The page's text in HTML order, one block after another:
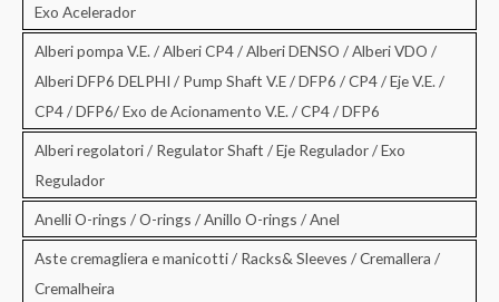
Exo Acelerador
Alberi pompa V.E. / Alberi CP4 / Alberi DENSO / Alberi VDO /
Alberi DFP6 DELPHI / Pump Shaft V.E / DFP6 / CP4 / Eje V.E. /
CP4 / DFP6/ Exo de Acionamento V.E. / CP4 / DFP6
Alberi regolatori / Regulator Shaft / Eje Regulador / Exo
Regulador
Anelli O-rings / O-rings / Anillo O-rings / Anel
Aste cremagliera e manicotti / Racks& Sleeves / Cremallera /
Cremalheira